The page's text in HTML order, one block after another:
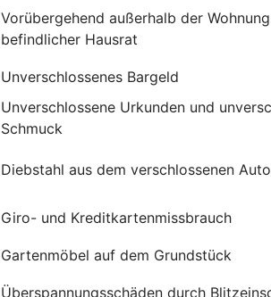
Vorübergehend außerhalb der Wohnung
befindlicher Hausrat
Unverschlossenes Bargeld
Unverschlossene Urkunden und
Schmuck
Diebstahl aus dem verschlossenen Auto
Giro- und Kreditkartenmissbrauch
Gartenmöbel auf dem Grundstück
Überspannungsschäden durch